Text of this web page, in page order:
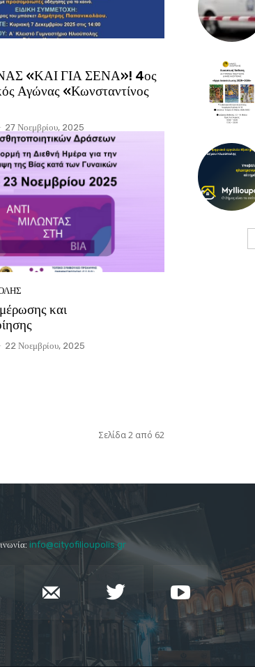
«ΚΑΙ ΓΙΑ ΣΕΝΑ»! 4ος
Αγώνας «Κωνσταντίνος
27 Νοεμβρίου, 2025
και
22 Νοεμβρίου, 2025
Σελίδα 2 από 62
info@cityofilioupolis.gr